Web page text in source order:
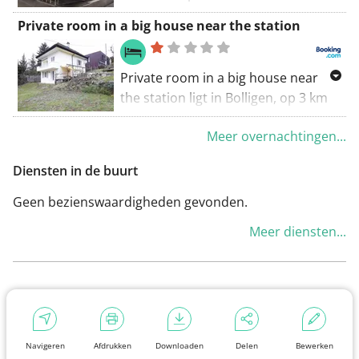
Navigeren Afdrukken Downloaden Delen Bewerken
accommodatie met een
gemeenschappelijke lounge, een
terras en een gedeelde keuken. In
de hele accommodatie is gratis WiFi
beschikbaar.
Private room in a big house near the station
Private room in a big house near
the station ligt in Bolligen, op 3 km
van Bernexpo, en biedt een tuin,
rookvrije kamers, gratis WiFi in alle
Meer overnachtingen...
Diensten in de buurt
Geen bezienswaardigheden gevonden.
Meer diensten...